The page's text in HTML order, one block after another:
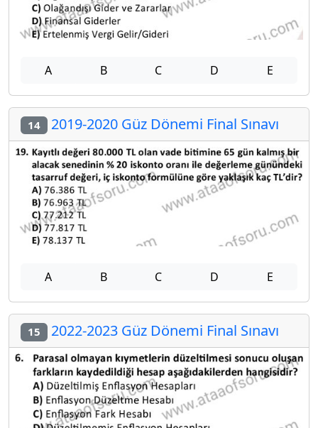
A B C D E
14 2019-2020 Güz Dönemi Final Sınavı
A B C D E
15 2022-2023 Güz Dönemi Final Sınavı